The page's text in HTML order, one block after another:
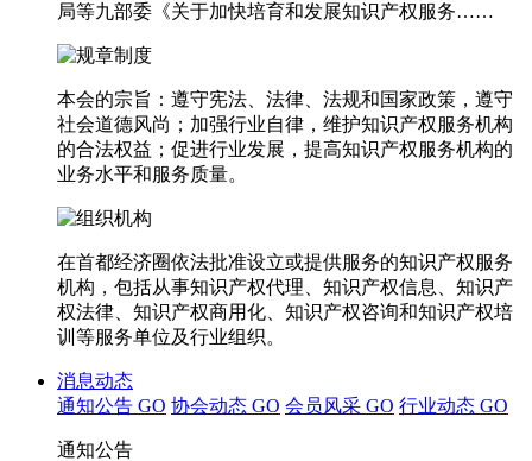
局等九部委《关于加快培育和发展知识产权服务……
本会的宗旨：遵守宪法、法律、法规和国家政策，遵守
社会道德风尚；加强行业自律，维护知识产权服务机构
的合法权益；促进行业发展，提高知识产权服务机构的
业务水平和服务质量。
在首都经济圈依法批准设立或提供服务的知识产权服务
机构，包括从事知识产权代理、知识产权信息、知识产
权法律、知识产权商用化、知识产权咨询和知识产权培
训等服务单位及行业组织。
消息动态
通知公告 GO 协会动态 GO 会员风采 GO 行业动态 GO
通知公告